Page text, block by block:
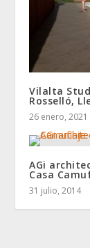
Vilalta
Rosselló,
26 enero, 2021
AGi
Casa
31 julio, 2014